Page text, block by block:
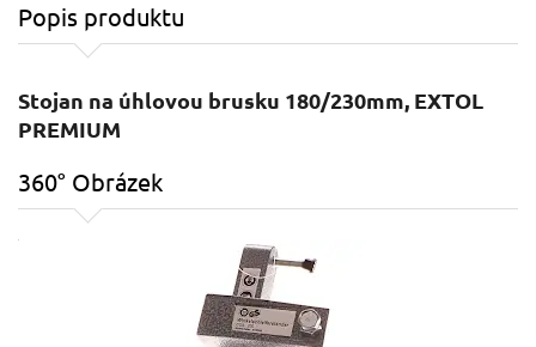
Popis produktu
Stojan na úhlovou brusku 180/230mm, EXTOL
PREMIUM
360° Obrázek